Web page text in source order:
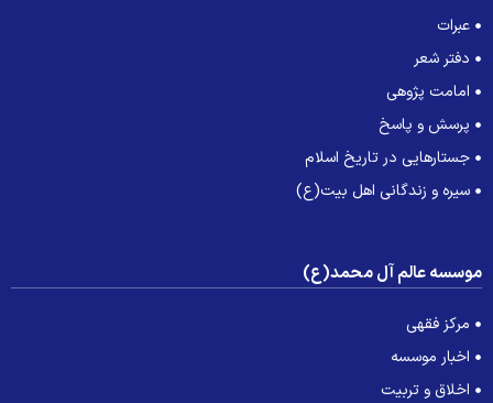
عبرات
دفتر شعر
امامت پژوهی
پرسش و پاسخ
جستارهایی در تاریخ اسلام
سیره و زندگانی اهل بیت(ع)
عالم آل محمد(ع)
مرکز فقهی
اخبار موسسه
اخلاق و تربیت